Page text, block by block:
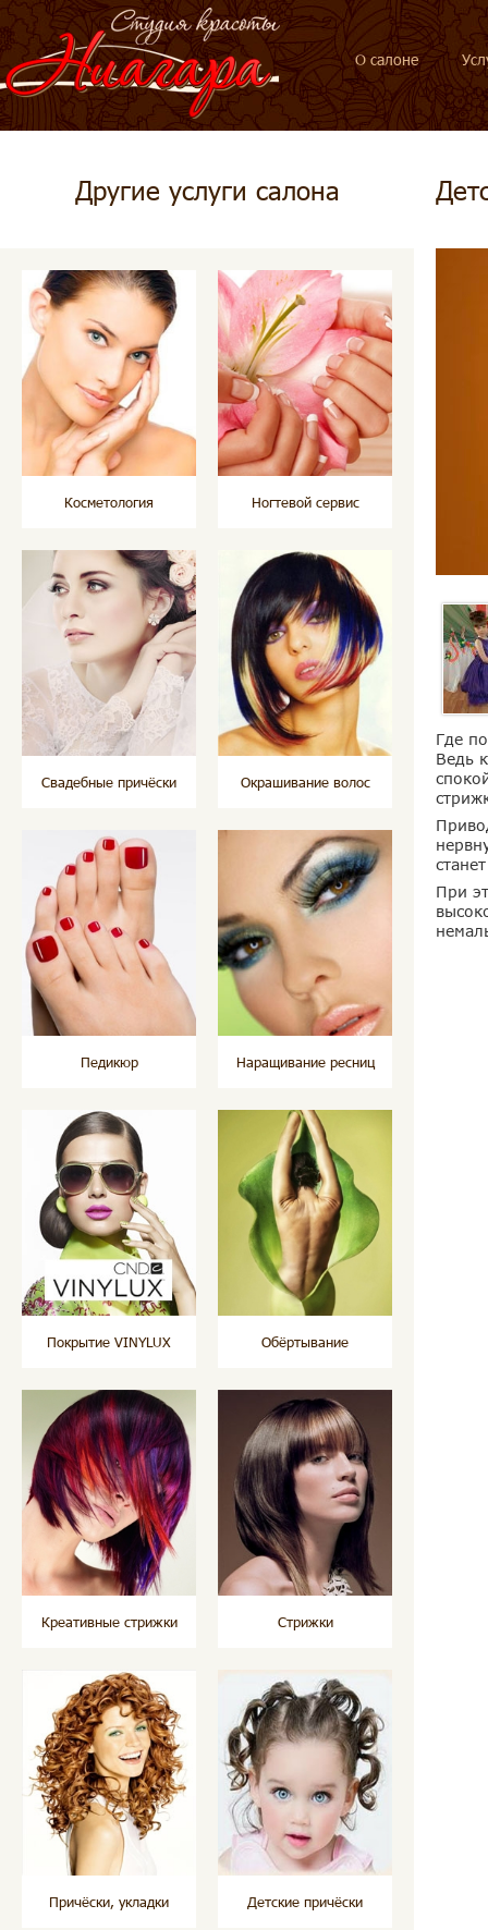
О салоне
Другие услуги салона
Косметология Ногтевой сервис
Свадебные причёски Окрашивание волос
Педикюр Наращивание ресниц
Покрытие VINYLUX Обёртывание
Креативные стрижки Стрижки
Причёски, укладки Детские причёски
Где
Ведь
При